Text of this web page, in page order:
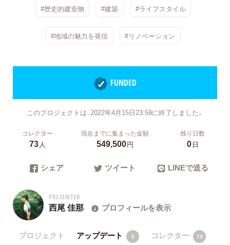
#歴史的建造物 #建築 #ライフスタイル
#地域の魅力を発信 #リノベーション
FUNDED
このプロジェクトは、2022年4月15日23:59に終了しました。
コレクター
73人
現在までに集まった金額
549,500円
残り日数
0日
シェア ツイート LINEで送る
PRESENTER
西尾 佳那 プロフィールを表示
プロジェクト アップデート 6 コレクター 73